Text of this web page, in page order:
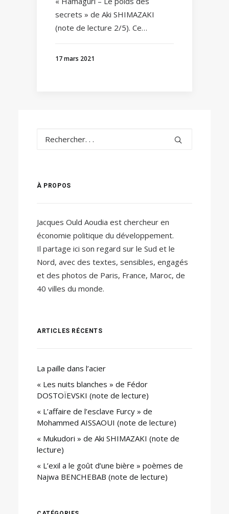
secrets » de Aki SHIMAZAKI
(note de lecture 2/5). Ce…
17 mars 2021
À PROPOS
Jacques Ould Aoudia est chercheur en
économie politique du développement.
Il partage ici son regard sur le Sud et le
Nord, avec des textes, sensibles, engagés
et des photos de Paris, France, Maroc, de
40 villes du monde.
ARTICLES RÉCENTS
La paille dans l’acier
« Les nuits blanches » de Fédor
DOSTOÏEVSKI (note de lecture)
« L’affaire de l’esclave Furcy » de
Mohammed AISSAOUI (note de lecture)
« Mukudori » de Aki SHIMAZAKI (note de
lecture)
« L’exil a le goût d’une bière » poèmes de
Najwa BENCHEBAB (note de lecture)